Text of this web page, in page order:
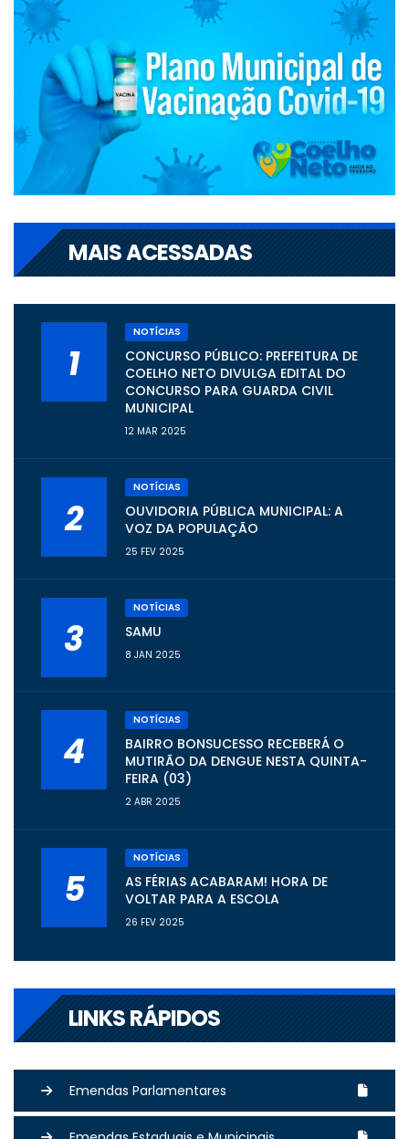
MAIS ACESSADAS
1
NOTÍCIAS
CONCURSO PÚBLICO: PREFEITURA DE
COELHO NETO DIVULGA EDITAL DO
CONCURSO PARA GUARDA CIVIL
MUNICIPAL
12 MAR 2025
2
NOTÍCIAS
OUVIDORIA PÚBLICA MUNICIPAL: A
VOZ DA POPULAÇÃO
25 FEV 2025
3
NOTÍCIAS
SAMU
8 JAN 2025
4
NOTÍCIAS
BAIRRO BONSUCESSO RECEBERÁ O
MUTIRÃO DA DENGUE NESTA QUINTA-
FEIRA (03)
2 ABR 2025
5
NOTÍCIAS
AS FÉRIAS ACABARAM! HORA DE
VOLTAR PARA A ESCOLA
26 FEV 2025
LINKS RÁPIDOS
Emendas Parlamentares